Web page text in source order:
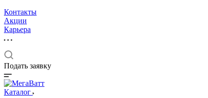
Контакты
Акции
Карьера
Подать заявку
Каталог